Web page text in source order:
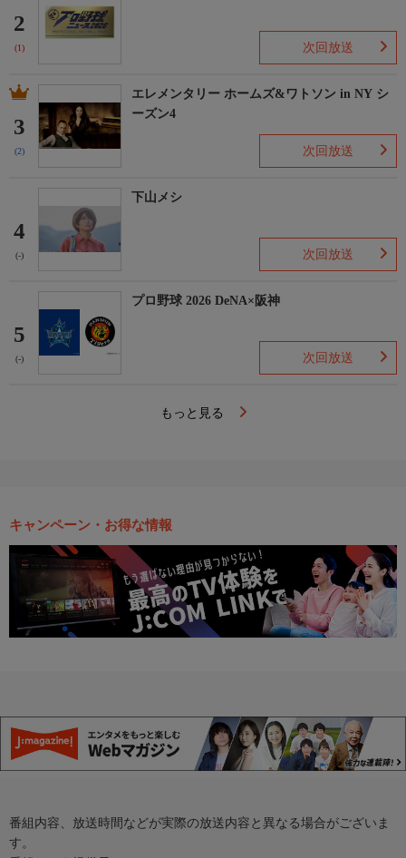
2
(1) 次回放送
3
(2)
エレメンタリー ホームズ&ワトソン in NY シ
ーズン4
次回放送
4
(-)
下山メシ
次回放送
5
(-)
プロ野球 2026 DeNA×阪神
次回放送
もっと見る
キャンペーン・お得な情報
番組内容、放送時間などが実際の放送内容と異なる場合がございま
す。